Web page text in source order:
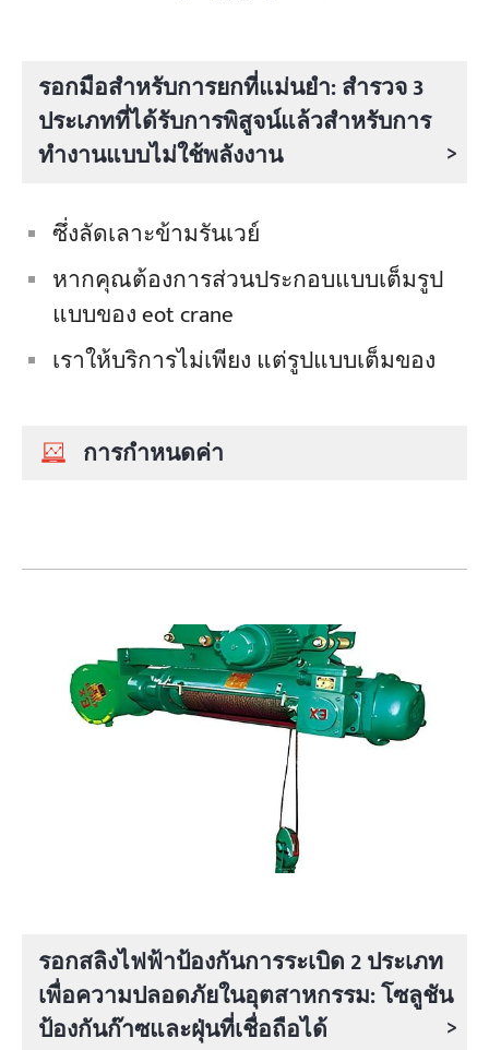
รอกมือสำหรับการยกที่แม่นยำ: สำรวจ 3
ประเภทที่ได้รับการพิสูจน์แล้วสำหรับการ
ทำงานแบบไม่ใช้พลังงาน
>
ซึ่งลัดเลาะข้ามรันเวย์
หากคุณต้องการส่วนประกอบแบบเต็มรูป
แบบของ eot crane
เราให้บริการไม่เพียง แต่รูปแบบเต็มของ
การกำหนดค่า
รอกสลิงไฟฟ้าป้องกันการระเบิด 2 ประเภท
เพื่อความปลอดภัยในอุตสาหกรรม: โซลูชัน
ป้องกันก๊าซและฝุ่นที่เชื่อถือได้
>